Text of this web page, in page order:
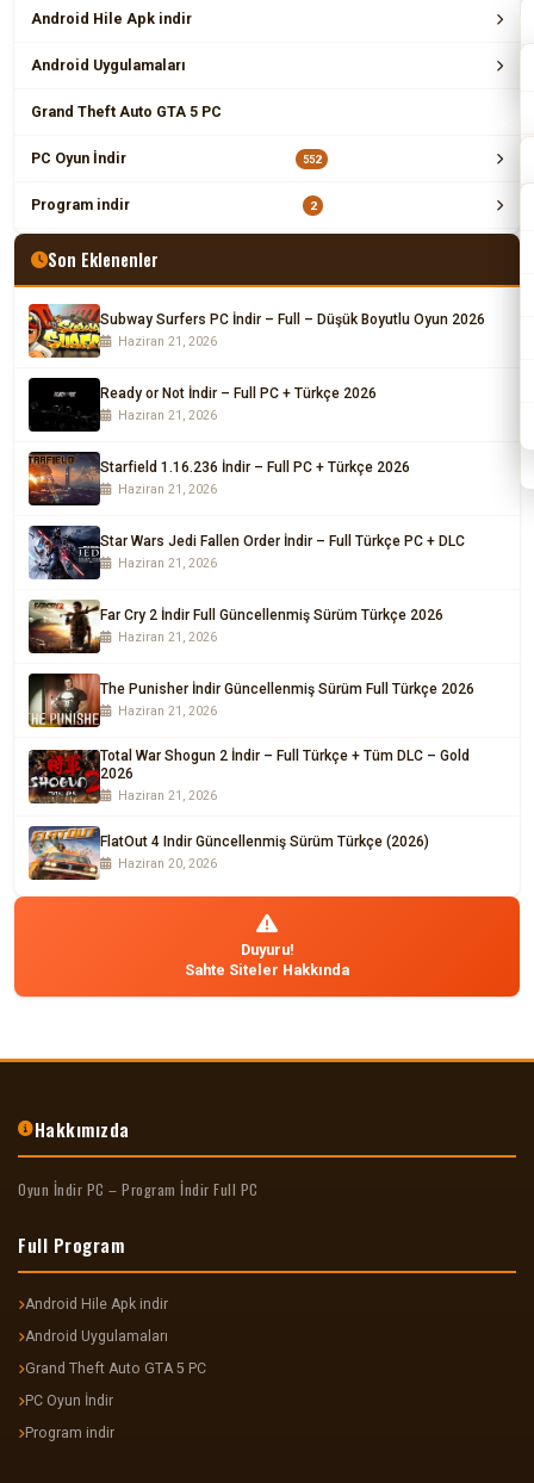
Android Hile Apk indir
Android Uygulamaları
Grand Theft Auto GTA 5 PC
PC Oyun İndir 552
Program indir 2
Son Eklenenler
Subway Surfers PC İndir – Full – Düşük Boyutlu Oyun 2026
Haziran 21, 2026
Ready or Not İndir – Full PC + Türkçe 2026
Haziran 21, 2026
Starfield 1.16.236 İndir – Full PC + Türkçe 2026
Haziran 21, 2026
Star Wars Jedi Fallen Order İndir – Full Türkçe PC + DLC
Haziran 21, 2026
Far Cry 2 İndir Full Güncellenmiş Sürüm Türkçe 2026
Haziran 21, 2026
The Punisher İndir Güncellenmiş Sürüm Full Türkçe 2026
Haziran 21, 2026
Total War Shogun 2 İndir – Full Türkçe + Tüm DLC – Gold
2026
Haziran 21, 2026
FlatOut 4 Indir Güncellenmiş Sürüm Türkçe (2026)
Haziran 20, 2026
Duyuru!
Sahte Siteler Hakkında
Hakkımızda
Oyun İndir PC – Program İndir Full PC
Full Program
Android Hile Apk indir
Android Uygulamaları
Grand Theft Auto GTA 5 PC
PC Oyun İndir
Program indir